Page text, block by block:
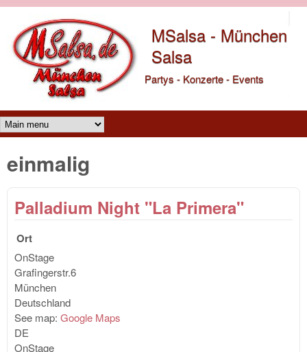
MSalsa - München
Salsa
Partys - Konzerte - Events
Main menu
einmalig
Palladium Night "La Primera"
Ort
OnStage
Grafingerstr.6
München
Deutschland
See map: Google Maps
DE
OnStage